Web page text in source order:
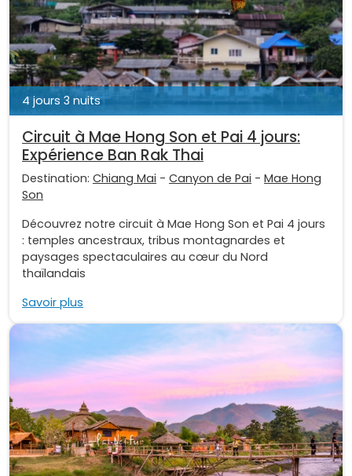
4 jours 3 nuits
Circuit à Mae Hong Son et Pai 4 jours:
Expérience Ban Rak Thai
Destination: Chiang Mai - Canyon de Pai - Mae Hong
Son
Découvrez notre circuit à Mae Hong Son et Pai 4 jours
: temples ancestraux, tribus montagnardes et
paysages spectaculaires au cœur du Nord
thaïlandais
Savoir plus